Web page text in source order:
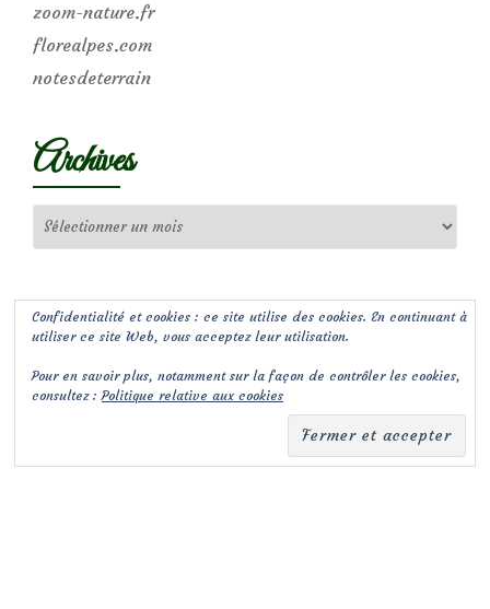
zoom-nature.fr
florealpes.com
notesdeterrain
Archives
Confidentialité et cookies : ce site utilise des cookies. En continuant à
utiliser ce site Web, vous acceptez leur utilisation.
Pour en savoir plus, notamment sur la façon de contrôler les cookies,
consultez :Politique relative aux cookies